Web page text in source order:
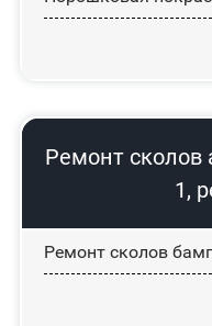
Ремонт
1,
Ремонт сколов